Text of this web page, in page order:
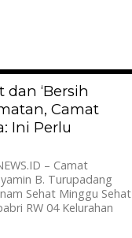
dan ‘Bersih
Camat
Ini Perlu
– Camat
B. Turupadang
Sehat Minggu Sehat
RW 04 Kelurahan